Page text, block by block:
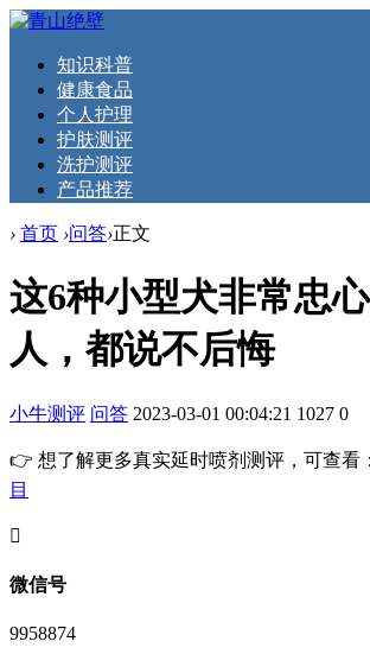
知识科普
健康食品
个人护理
护肤测评
洗护测评
产品推荐
› 首页 ›问答›正文
这6种小型犬非常忠
人，都说不后悔
小牛测评 问答 2023-03-01 00:04:21 1027 0
👉 想了解更多真实延时喷剂测评，可查看
目
󦘖
微信号
9958874